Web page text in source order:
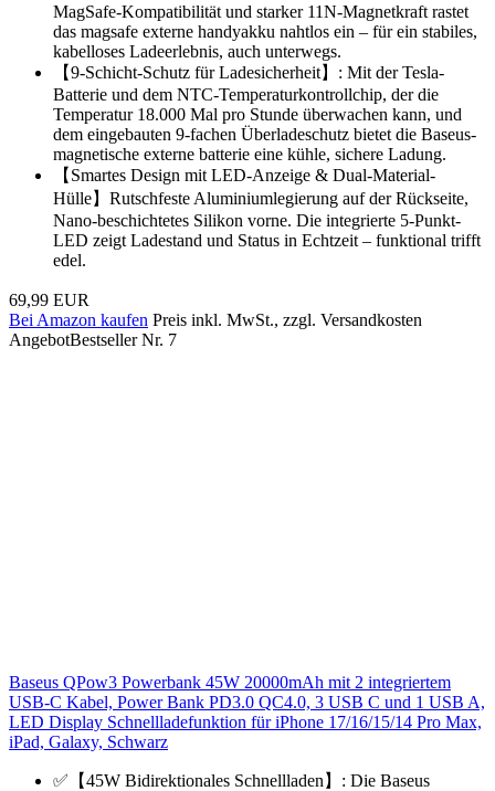
MagSafe-Kompatibilität und starker 11N-Magnetkraft rastet
das magsafe externe handyakku nahtlos ein – für ein stabiles,
kabelloses Ladeerlebnis, auch unterwegs.
【9-Schicht-Schutz für Ladesicherheit】: Mit der Tesla-
Batterie und dem NTC-Temperaturkontrollchip, der die
Temperatur 18.000 Mal pro Stunde überwachen kann, und
dem eingebauten 9-fachen Überladeschutz bietet die Baseus-
magnetische externe batterie eine kühle, sichere Ladung.
【Smartes Design mit LED-Anzeige & Dual-Material-
Hülle】Rutschfeste Aluminiumlegierung auf der Rückseite,
Nano-beschichtetes Silikon vorne. Die integrierte 5-Punkt-
LED zeigt Ladestand und Status in Echtzeit – funktional trifft
edel.
69,99 EUR
Bei Amazon kaufen Preis inkl. MwSt., zzgl. Versandkosten
AngebotBestseller Nr. 7
Baseus QPow3 Powerbank 45W 20000mAh mit 2 integriertem
USB-C Kabel, Power Bank PD3.0 QC4.0, 3 USB C und 1 USB A,
LED Display Schnellladefunktion für iPhone 17/16/15/14 Pro Max,
iPad, Galaxy, Schwarz
✅【45W Bidirektionales Schnellladen】: Die Baseus